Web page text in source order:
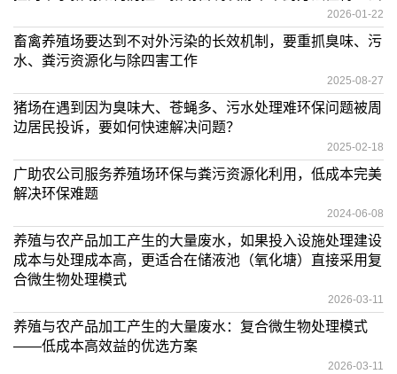
2026-01-22
畜禽养殖场要达到不对外污染的长效机制，要重抓臭味、污
水、粪污资源化与除四害工作
2025-08-27
猪场在遇到因为臭味大、苍蝇多、污水处理难环保问题被周
边居民投诉，要如何快速解决问题？
2025-02-18
广助农公司服务养殖场环保与粪污资源化利用，低成本完美
解决环保难题
2024-06-08
养殖与农产品加工产生的大量废水，如果投入设施处理建设
成本与处理成本高，更适合在储液池（氧化塘）直接采用复
合微生物处理模式
2026-03-11
养殖与农产品加工产生的大量废水：复合微生物处理模式
——低成本高效益的优选方案
2026-03-11